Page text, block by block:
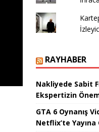
RAYHABER
Nakliyede Sabit
Ekspertizin
GTA 6 Oynanış
Netflix’te Yayına